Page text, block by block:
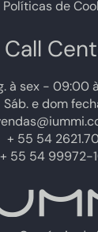
Políticas de
Call
à sex - 09:00
Sáb. e dom
+ 55 54
+ 55 54 99972-